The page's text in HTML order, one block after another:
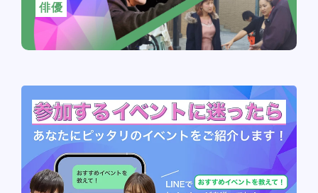
俳優